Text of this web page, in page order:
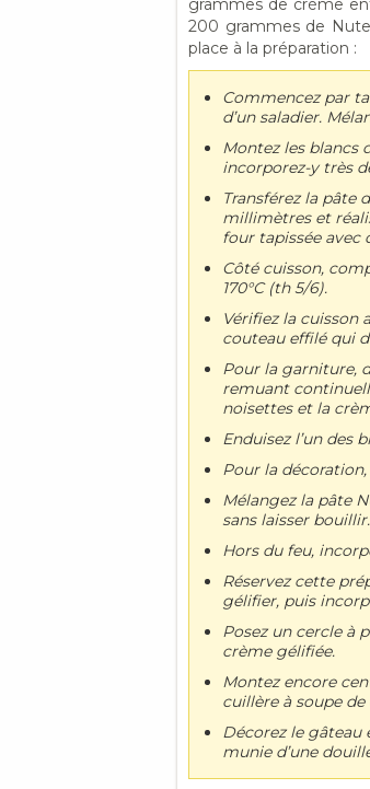
grammes de crème
200 grammes de
place à la préparation :
Commencez par
d’un saladier.
Montez les blancs
incorporez-y très
Transférez la pâte
millimètres et
four tapissée avec
Côté cuisson,
170°C (th 5/6).
Vérifiez la cuisson
couteau effilé qui
Pour la garniture,
remuant
noisettes et la
Enduisez l’un des
Pour la
Mélangez la pâte
sans laisser bouillir.
Hors du feu,
Réservez cette
gélifier, puis
Posez un cercle à
crème gélifiée.
Montez encore
cuillère à soupe
Décorez le gâteau
munie d’une